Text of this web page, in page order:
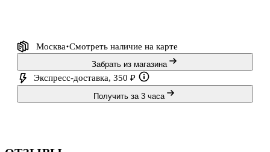
Москва Смотреть наличие на карте
Забрать из магазина
Экспресс-доставка, 350 ₽
Получить за 3 часа